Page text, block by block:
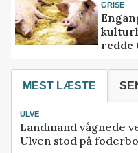
GRISE
redde
MEST LÆSTE
ULVE
Landmand vågnede
Ulven stod på